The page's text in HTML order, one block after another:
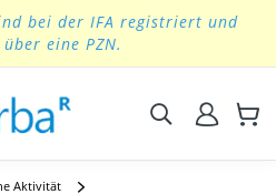
bei der IFA registriert und
eine PZN.
Suchen
Aktivität